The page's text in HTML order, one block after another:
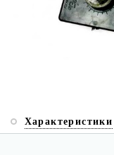
Характеристики